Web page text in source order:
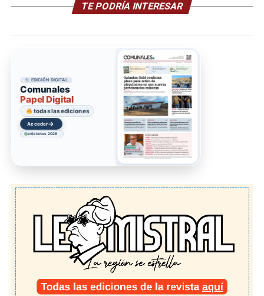
TE PODRÍA INTERESAR
EDICIÓN DIGITAL
Comunales
Papel Digital
todas las ediciones
Acceder→
ediciones 2026